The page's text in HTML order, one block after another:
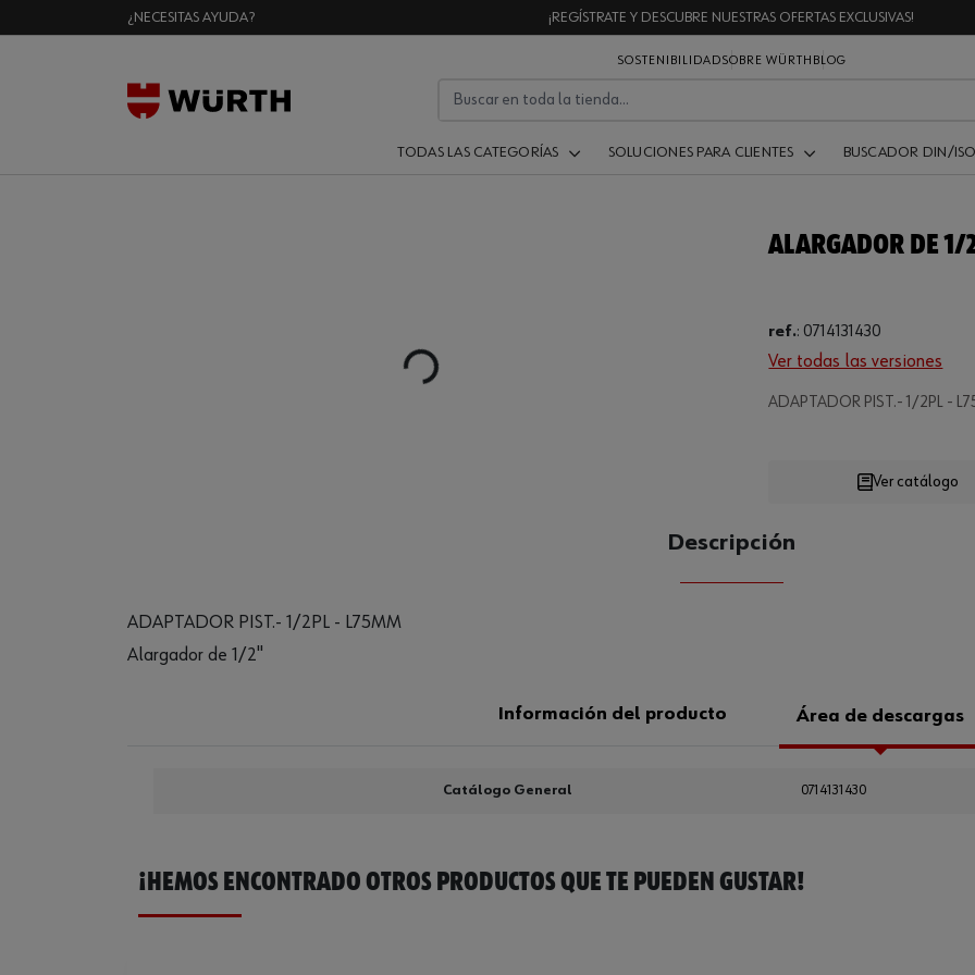
¿NECESITAS AYUDA? ¡REGÍSTRATE Y DESCUBRE NUESTRAS OFERTAS EXCLUSIVAS!
SOSTENIBILIDADSOBRE WÜRTH BLOG
TODAS LAS CATEGORÍAS SOLUCIONES PARA CLIENTES BUSCADOR DIN/
Loading...
ALARGADOR DE
ref.: 0714131430
Ver todas las versiones
ADAPTADOR PIST.- 1/2PL -
CANTIDAD
Ver catálogo
Descripción
ADAPTADOR PIST.- 1/2PL - L75MM
Alargador de 1/2"
Información del producto Área de descargas
Catálogo General 0714131430
¡HEMOS ENCONTRADO OTROS PRODUCTOS QUE TE PUEDEN GUSTAR!